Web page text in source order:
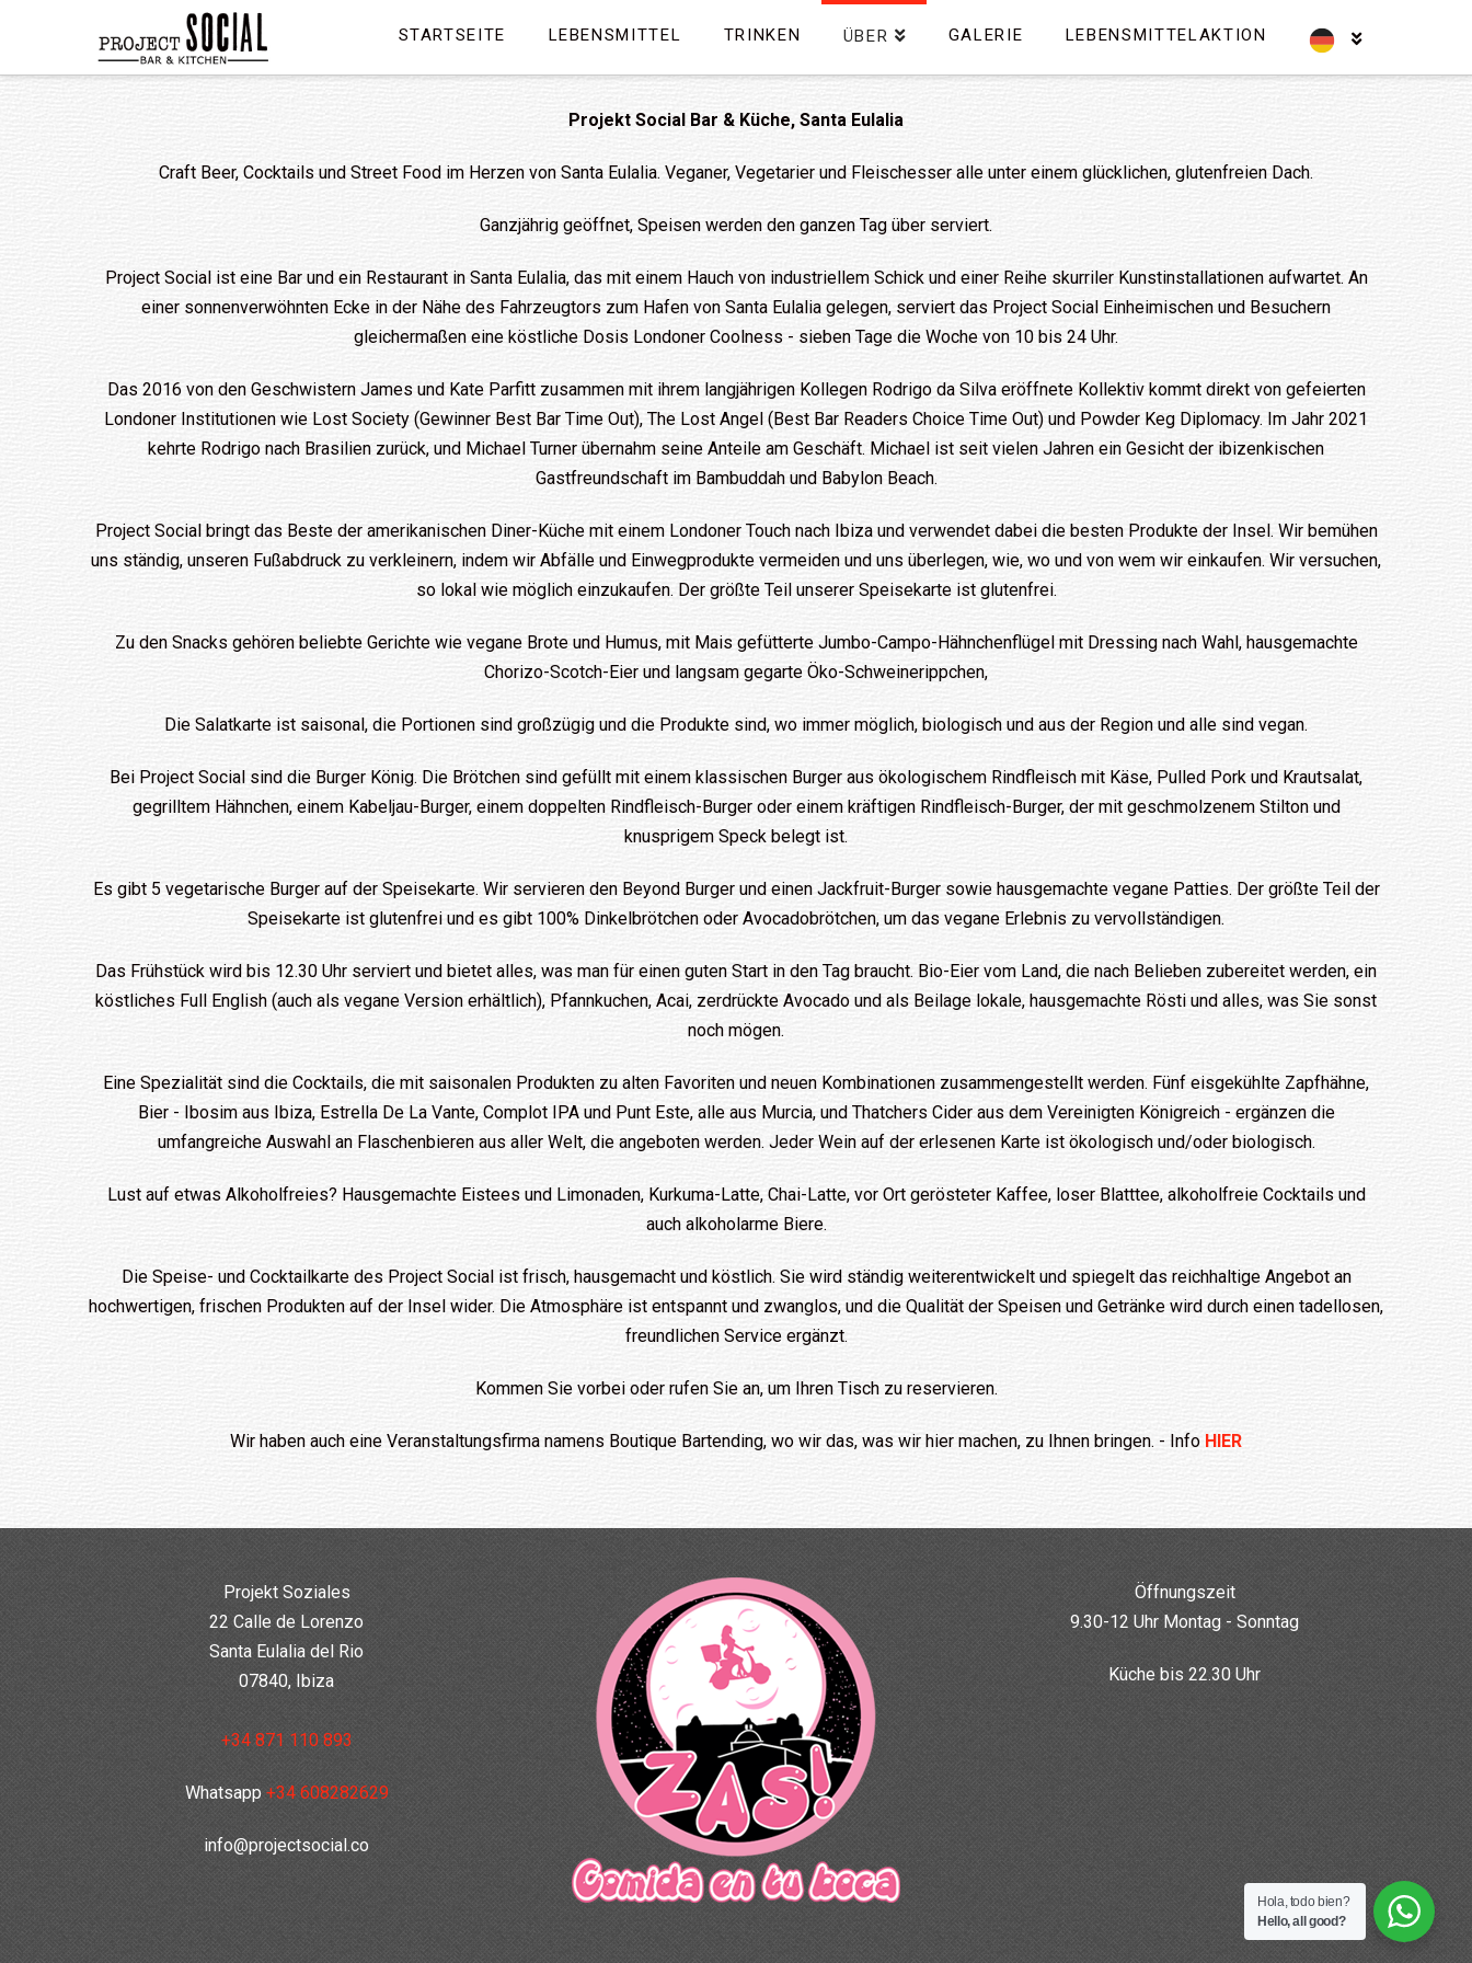
STARTSEITE LEBENSMITTEL TRINKEN ÜBER GALERIE LEBENSMITTELAKTION
Projekt Social Bar & Küche, Santa Eulalia
Craft Beer, Cocktails und Street Food im Herzen von Santa Eulalia. Veganer, Vegetarier und Fleischesser alle unter einem glücklichen, glutenfreien Dach.
Ganzjährig geöffnet, Speisen werden den ganzen Tag über serviert.
Project Social ist eine Bar und ein Restaurant in Santa Eulalia, das mit einem Hauch von industriellem Schick und einer Reihe skurriler Kunstinstallationen aufwartet. An
einer sonnenverwöhnten Ecke in der Nähe des Fahrzeugtors zum Hafen von Santa Eulalia gelegen, serviert das Project Social Einheimischen und Besuchern
gleichermaßen eine köstliche Dosis Londoner Coolness - sieben Tage die Woche von 10 bis 24 Uhr.
Das 2016 von den Geschwistern James und Kate Parfitt zusammen mit ihrem langjährigen Kollegen Rodrigo da Silva eröffnete Kollektiv kommt direkt von gefeierten
Londoner Institutionen wie Lost Society (Gewinner Best Bar Time Out), The Lost Angel (Best Bar Readers Choice Time Out) und Powder Keg Diplomacy. Im Jahr 2021
kehrte Rodrigo nach Brasilien zurück, und Michael Turner übernahm seine Anteile am Geschäft. Michael ist seit vielen Jahren ein Gesicht der ibizenkischen
Gastfreundschaft im Bambuddah und Babylon Beach.
Project Social bringt das Beste der amerikanischen Diner-Küche mit einem Londoner Touch nach Ibiza und verwendet dabei die besten Produkte der Insel. Wir bemühen
uns ständig, unseren Fußabdruck zu verkleinern, indem wir Abfälle und Einwegprodukte vermeiden und uns überlegen, wie, wo und von wem wir einkaufen. Wir versuchen,
so lokal wie möglich einzukaufen. Der größte Teil unserer Speisekarte ist glutenfrei.
Zu den Snacks gehören beliebte Gerichte wie vegane Brote und Humus, mit Mais gefütterte Jumbo-Campo-Hähnchenflügel mit Dressing nach Wahl, hausgemachte
Chorizo-Scotch-Eier und langsam gegarte Öko-Schweinerippchen,
Die Salatkarte ist saisonal, die Portionen sind großzügig und die Produkte sind, wo immer möglich, biologisch und aus der Region und alle sind vegan.
Bei Project Social sind die Burger König. Die Brötchen sind gefüllt mit einem klassischen Burger aus ökologischem Rindfleisch mit Käse, Pulled Pork und Krautsalat,
gegrilltem Hähnchen, einem Kabeljau-Burger, einem doppelten Rindfleisch-Burger oder einem kräftigen Rindfleisch-Burger, der mit geschmolzenem Stilton und
knusprigem Speck belegt ist.
Es gibt 5 vegetarische Burger auf der Speisekarte. Wir servieren den Beyond Burger und einen Jackfruit-Burger sowie hausgemachte vegane Patties. Der größte Teil der
Speisekarte ist glutenfrei und es gibt 100% Dinkelbrötchen oder Avocadobrötchen, um das vegane Erlebnis zu vervollständigen.
Das Frühstück wird bis 12.30 Uhr serviert und bietet alles, was man für einen guten Start in den Tag braucht. Bio-Eier vom Land, die nach Belieben zubereitet werden, ein
köstliches Full English (auch als vegane Version erhältlich), Pfannkuchen, Acai, zerdrückte Avocado und als Beilage lokale, hausgemachte Rösti und alles, was Sie sonst
noch mögen.
Eine Spezialität sind die Cocktails, die mit saisonalen Produkten zu alten Favoriten und neuen Kombinationen zusammengestellt werden. Fünf eisgekühlte Zapfhähne,
Bier - Ibosim aus Ibiza, Estrella De La Vante, Complot IPA und Punt Este, alle aus Murcia, und Thatchers Cider aus dem Vereinigten Königreich - ergänzen die
umfangreiche Auswahl an Flaschenbieren aus aller Welt, die angeboten werden. Jeder Wein auf der erlesenen Karte ist ökologisch und/oder biologisch.
Lust auf etwas Alkoholfreies? Hausgemachte Eistees und Limonaden, Kurkuma-Latte, Chai-Latte, vor Ort gerösteter Kaffee, loser Blatttee, alkoholfreie Cocktails und
auch alkoholarme Biere.
Die Speise- und Cocktailkarte des Project Social ist frisch, hausgemacht und köstlich. Sie wird ständig weiterentwickelt und spiegelt das reichhaltige Angebot an
hochwertigen, frischen Produkten auf der Insel wider. Die Atmosphäre ist entspannt und zwanglos, und die Qualität der Speisen und Getränke wird durch einen tadellosen,
freundlichen Service ergänzt.
Kommen Sie vorbei oder rufen Sie an, um Ihren Tisch zu reservieren.
Wir haben auch eine Veranstaltungsfirma namens Boutique Bartending, wo wir das, was wir hier machen, zu Ihnen bringen. - Info HIER
Projekt Soziales
22 Calle de Lorenzo
Santa Eulalia del Rio
07840, Ibiza
+34 871 110 893
Whatsapp +34 608282629
info@projectsocial.co
Öffnungszeit
9.30-12 Uhr Montag - Sonntag
Küche bis 22.30 Uhr
Hola, todo bien?
Hello, all good?